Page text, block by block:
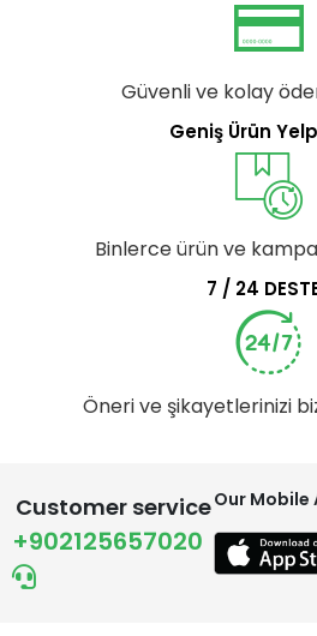
Güvenli ve kolay
Geniş Ürün
Binlerce ürün ve
7 / 24
Öneri ve şikayetlerinizi
Customer service
+902125657020
Our